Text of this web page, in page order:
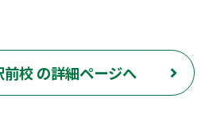
校 の詳細ページへ